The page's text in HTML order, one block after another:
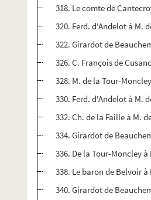
318. Le comte de
320. Ferd. d'Andelot à M.
322. Girardot de
326. C. François de
328. M. de la Tour-
330. Ferd. d'Andelot à M.
332. Ch. de la Faille à M.
334. Girardot de
336. De la Tour-Moncley à
338. Le baron de Belvoir à
340. Girardot de